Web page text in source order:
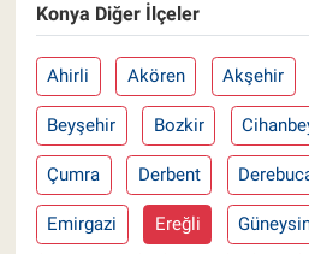
Konya Diğer İlçeler
Ahirli Akören Akşehir
Beyşehir Bozkir
Çumra Derbent
Emirgazi Ereğli